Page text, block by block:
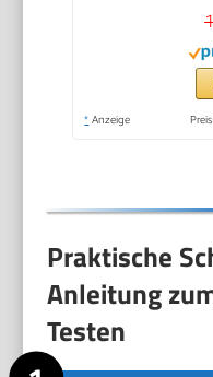
* Anzeige
Praktische
Anleitung
Testen